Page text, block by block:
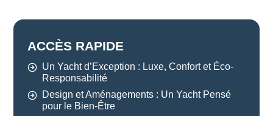
ACCÈS RAPIDE
Un Yacht d’Exception : Luxe, Confort et Éco-
Responsabilité
Design et Aménagements : Un Yacht Pensé
pour le Bien-Être